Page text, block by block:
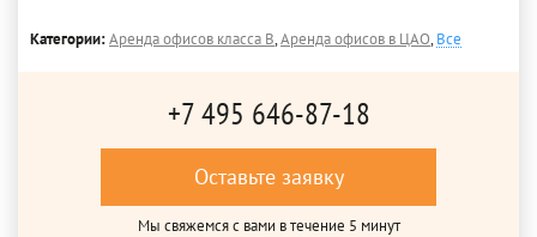
Категории:Аренда офисов класса B,Аренда офисов в ЦАО,Все
+7 495 646-87-18
Оставьте заявку
Мы свяжемся с вами в течение 5 минут